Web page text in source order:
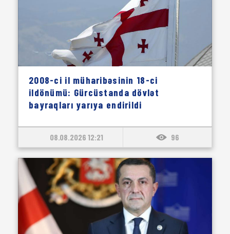
2008-ci il müharibəsinin 18-ci
ildönümü: Gürcüstanda dövlət
bayraqları yarıya endirildi
08.08.2026 12:21 96